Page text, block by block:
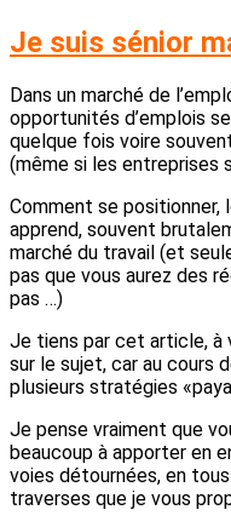
Je suis sénior
Dans un marché de
opportunités d’emplois
quelque fois voire
(même si les entreprises
Comment se positionner,
apprend, souvent
marché du travail (et
pas que vous aurez des
pas …)
Je tiens par cet article, à
sur le sujet, car au cours
plusieurs stratégies
Je pense vraiment que
beaucoup à apporter en
voies détournées, en
traverses que je vous